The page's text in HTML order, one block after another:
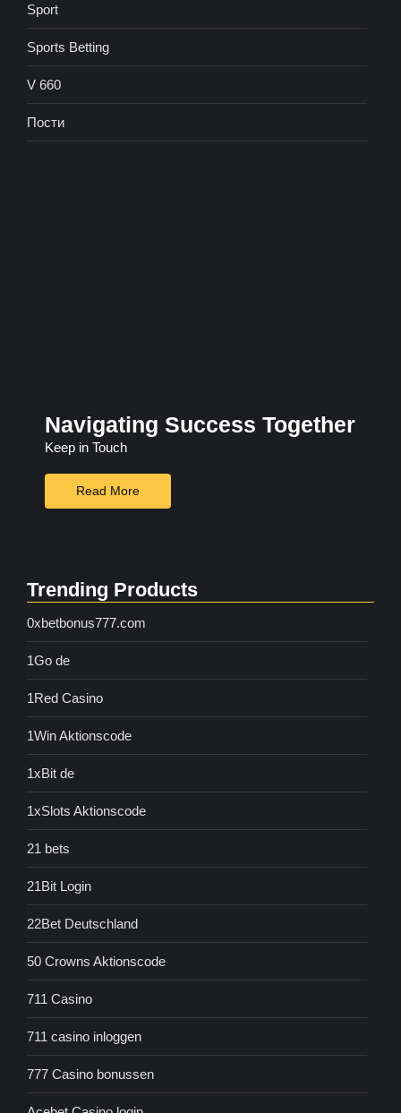
Sport
Sports Betting
V 660
Пости
Navigating Success Together
Keep in Touch
Read More
Trending Products
0xbetbonus777.com
1Go de
1Red Casino
1Win Aktionscode
1xBit de
1xSlots Aktionscode
21 bets
21Bit Login
22Bet Deutschland
50 Crowns Aktionscode
711 Casino
711 casino inloggen
777 Casino bonussen